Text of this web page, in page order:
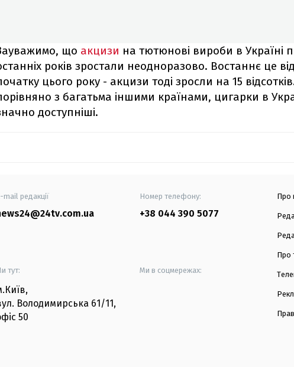
що акцизи на тютюнові вироби в Україні
років зростали неодноразово. Востаннє це
цього року - акцизи тоді зросли на 15
з багатьма іншими країнами, цигарки в
доступніші.
mail редакції Номер телефону:
+38 044 390 5077
тут:
,
Володимирська 61/11,
50
Ми в соцмережах:
Про
Про